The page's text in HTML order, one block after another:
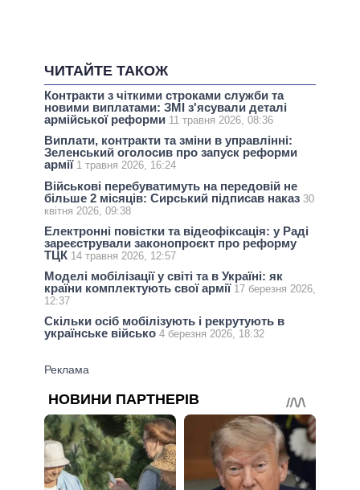
ЧИТАЙТЕ ТАКОЖ
Контракти з чіткими строками служби та
новими виплатами: ЗМІ з'ясували деталі
армійської реформи 11 травня 2026, 08:36
Виплати, контракти та зміни в управлінні:
Зеленський оголосив про запуск реформи
армії 1 травня 2026, 16:24
Військові перебуватимуть на передовій не
більше 2 місяців: Сирський підписав наказ 30
квітня 2026, 09:38
Електронні повістки та відеофіксація: у Раді
зареєстрували законопроєкт про реформу
ТЦК 14 травня 2026, 12:57
Моделі мобілізації у світі та в Україні: як
країни комплектують свої армії 17 березня 2026,
12:37
Скільки осіб мобілізують і рекрутують в
українське військо 4 березня 2026, 18:32